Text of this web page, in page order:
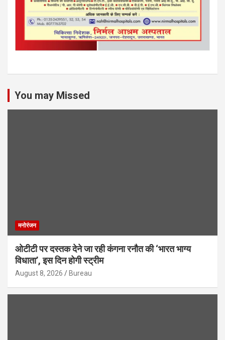
You may Missed
मनोरंजन
ओटीटी पर दस्तक देने जा रही कंगना रनौत की ‘भारत भाग्य
विधाता’, इस दिन होगी स्ट्रीम
August 8, 2026 Bureau